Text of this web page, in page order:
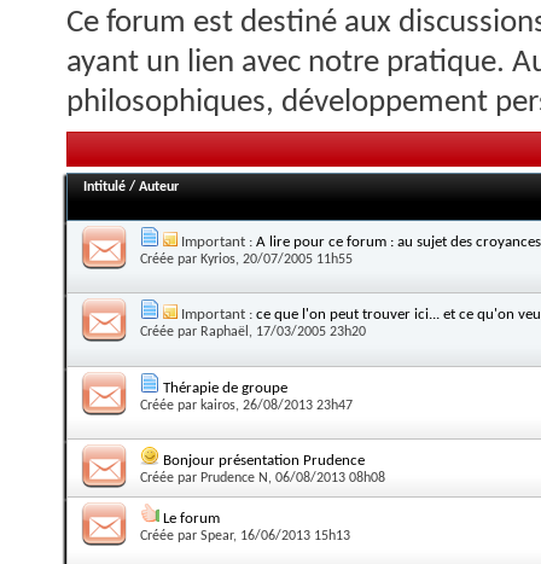
Ce forum est destiné aux
ayant un lien avec notre pratique.
philosophiques, développement
Intitulé / Auteur
Important : A lire pour ce forum : au sujet des croyances
Créée par Kyrios, 20/07/2005 11h55
Important : ce que l'on peut trouver ici... et ce qu'on
Créée par Raphaël , 17/03/2005 23h20
Thérapie de groupe
Créée par kairos, 26/08/2013 23h47
Bonjour présentation Prudence
Créée par Prudence N , 06/08/2013 08h08
Le forum
Créée par Spear, 16/06/2013 15h13